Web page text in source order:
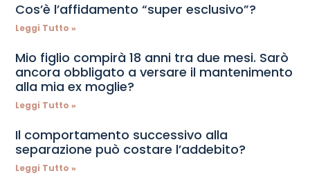
Cos’è l’affidamento “super esclusivo”?
Leggi Tutto »
Mio figlio compirà 18 anni tra due mesi. Sarò
ancora obbligato a versare il mantenimento
alla mia ex moglie?
Leggi Tutto »
Il comportamento successivo alla
separazione può costare l’addebito?
Leggi Tutto »